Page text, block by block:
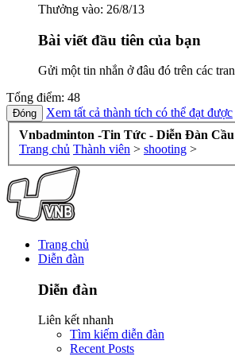
Thưởng vào: 26/8/13
Bài viết đầu tiên của bạn
Gửi một tin nhắn ở đâu đó trên các
Tổng điểm: 48
Xem tất cả thành tích có thể đạt được
Vnbadminton -Tin Tức - Diễn Đàn
Trang chủ Thành viên > shooting >
Trang chủ
Diễn đàn
Diễn đàn
Liên kết nhanh
Tìm kiếm diễn đàn
Recent Posts